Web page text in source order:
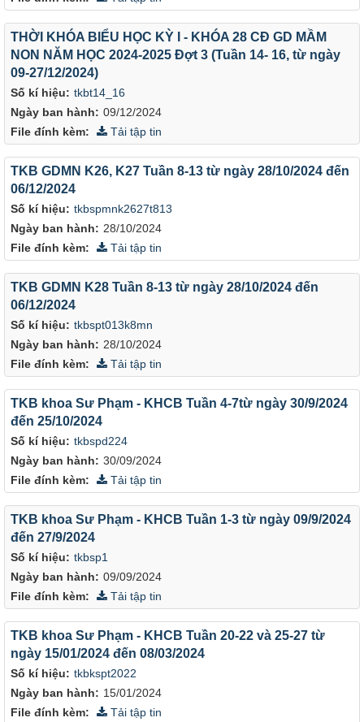
Số kí hiệu: tkbt14_16
Ngày ban hành: 09/12/2024
THỜI KHÓA BIỂU HỌC KỲ I - KHÓA 28 CĐ GD MẦM
NON NĂM HỌC 2024-2025 Đợt 3 (Tuần 14- 16, từ ngày
09-27/12/2024)
File đính kèm: Tải tập tin
Số kí hiệu: tkbspmnk2627t813
Ngày ban hành: 28/10/2024
TKB GDMN K26, K27 Tuần 8-13 từ ngày 28/10/2024 đến
06/12/2024
File đính kèm: Tải tập tin
Số kí hiệu: tkbspt013k8mn
Ngày ban hành: 28/10/2024
TKB GDMN K28 Tuần 8-13 từ ngày 28/10/2024 đến
06/12/2024
File đính kèm: Tải tập tin
Số kí hiệu: tkbspd224
Ngày ban hành: 30/09/2024
TKB khoa Sư Phạm - KHCB Tuần 4-7từ ngày 30/9/2024
đến 25/10/2024
File đính kèm: Tải tập tin
Số kí hiệu: tkbsp1
Ngày ban hành: 09/09/2024
TKB khoa Sư Phạm - KHCB Tuần 1-3 từ ngày 09/9/2024
đến 27/9/2024
File đính kèm: Tải tập tin
Số kí hiệu: tkbkspt2022
Ngày ban hành: 15/01/2024
TKB khoa Sư Phạm - KHCB Tuần 20-22 và 25-27 từ
ngày 15/01/2024 đến 08/03/2024
File đính kèm: Tải tập tin